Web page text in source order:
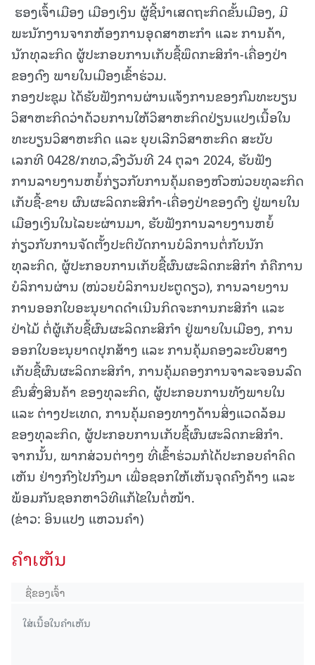
ຮອງເຈົ້າເມືອງ ເມືອງເງິນ ຜູ້ຊີ້ນຳເສດຖະກິດຂັ້ນເມືອງ, ມີ
ພະນັກງານຈາກຫ້ອງການອຸດສາຫະກຳ ແລະ ການຄ້າ,
ນັກທຸລະກິດ ຜູ້ປະກອບການເກັບຊື້ພຶດກະສິກຳ-ເຄື່ອງປ່າ
ຂອງດົງ ພາຍໃນເມືອງເຂົ້າຮ່ວມ.
ກອງປະຊຸມ ໄດ້ຮັບຟັງການຜ່ານແຈ້ງການຂອງກົມທະບຽນ
ວິສາຫະກິດວ່າດ້ວຍການໃຫ້ວິສາຫະກິດປ່ຽນແປງເນື້ອໃນ
ທະບຽນວິສາຫະກິດ ແລະ ຍຸບເລີກວິສາຫະກິດ ສະບັບ
ເລກທີ 0428/ກທວ,ລົງວັນທີ 24 ຕຸລາ 2024, ຮັບຟັງ
ການລາຍງານຫຍໍ້ກ່ຽວກັບການຄຸ້ມຄອງຫົວໜ່ວຍທຸລະກິດ
ເກັບຊື້-ຂາຍ ຜົນຜະລິດກະສິກຳ-ເຄື່ອງປ່າຂອງດົງ ຢູ່ພາຍໃນ
ເມືອງເງິນໃນໄລຍະຜ່ານມາ, ຮັບຟັງການລາຍງານຫຍໍ້
ກ່ຽວກັບການຈັດຕັ້ງປະຕິບັດການບໍລິການຕໍ່ກັບນັກ
ທຸລະກິດ, ຜູ້ປະກອບການເກັບຊື້ຜົນຜະລິດກະສິກຳ ກໍຄືການ
ບໍລິການຜ່ານ (ໜ່ວຍບໍລິການປະຕູດຽວ), ການລາຍງານ
ການອອກໃບອະນຸຍາດດຳເນີນກິດຈະການກະສິກໍາ ແລະ
ປ່າໄມ້ ຕໍ່ຜູ້ເກັບຊື້ຜົນຜະລິດກະສິກຳ ຢູ່ພາຍໃນເມືອງ, ການ
ອອກໃບອະນຸຍາດປຸກສ້າງ ແລະ ການຄຸ້ມຄອງລະບົບສາງ
ເກັບຊື້ຜົນຜະລິດກະສິກຳ, ການຄຸ້ມຄອງການຈາລະຈອນລົດ
ຂົນສົ່ງສິນຄ້າ ຂອງທຸລະກິດ, ຜູ້ປະກອບການທັງພາຍໃນ
ແລະ ຕ່າງປະເທດ, ການຄຸ້ມຄອງທາງດ້ານສິ່ງແວດລ້ອມ
ຂອງທຸລະກິດ, ຜູ້ປະກອບການເກັບຊື້ຜົນຜະລິດກະສິກໍາ.
ຈາກນັ້ນ, ພາກສ່ວນຕ່າງໆ ທີ່ເຂົ້າຮ່ວມກໍໄດ້ປະກອບຄຳຄິດ
ເຫັນ ຢ່າງກົງໄປກົງມາ ເພື່ອຊອກໃຫ້ເຫັນຈຸດຄົງຄ້າງ ແລະ
ພ້ອມກັນຊອກຫາວິທີແກ້ໄຂໃນຕໍ່ໜ້າ.
(ຂ່າວ: ອິນແປງ ແຫວນຄຳ)
ຄໍາເຫັນ